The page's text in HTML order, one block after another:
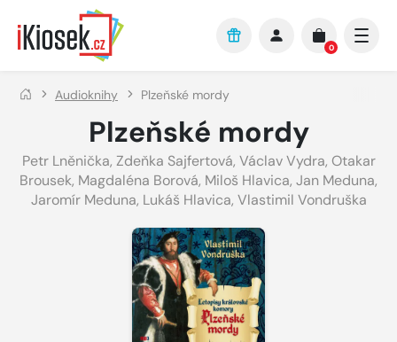
Přejít na hlavní obsah
0
Audioknihy Plzeňské mordy
Plzeňské mordy
Petr Lněnička, Zdeňka Sajfertová, Václav Vydra, Otakar
Brousek, Magdaléna Borová, Miloš Hlavica, Jan Meduna,
Jaromír Meduna, Lukáš Hlavica, Vlastimil Vondruška